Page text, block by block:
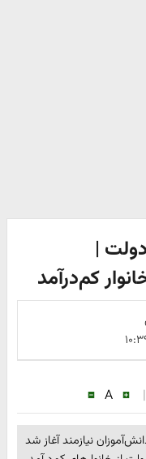
|
|
A
میان دانش‌آموزان نیازمند آغاز شد